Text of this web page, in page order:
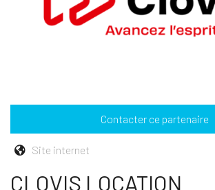
Contacter ce partenaire
Site internet
CLOVIS LOCATION